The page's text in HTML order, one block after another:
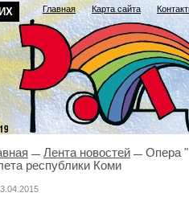
Главная Карта сайта
Лента новостей
Опера
республики Коми